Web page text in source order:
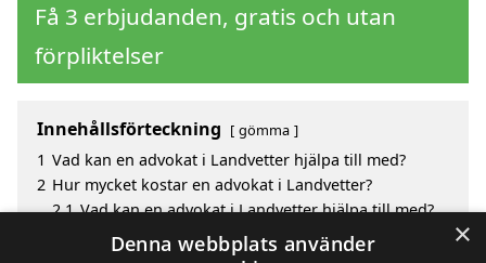
Få 3 erbjudanden, gratis och utan
förpliktelser
Innehållsförteckning gömma
1 Vad kan en advokat i Landvetter hjälpa till med?
2 Hur mycket kostar en advokat i Landvetter?
2.1 Vad kan en advokat i Landvetter hjälpa till med?
Fördelar med att välja advokat i Landvetter
×
Denna webbplats använder